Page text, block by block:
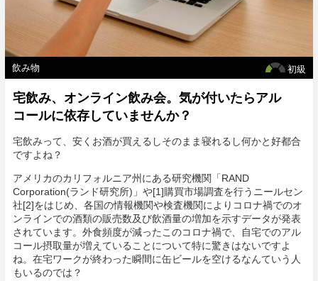
初級
飲み物
宅飲み、オンライン飲み会。気が付いたらアル
コールに依存していませんか？
宅飲みって、安くお酒が買えるしそのまま寝れるし何かと好都合
ですよね？
アメリカのカリフォルニア州にある研究機関「RAND
Corporation(ランド研究所)」や[1]購買市場調査を行うニールセン
社[2]をはじめ、各国の情報機関や検査機関によりコロナ禍でのオ
ンラインでの酒類の販売数及び飲酒量の増加を示すデータが発表
されています。外食頻度が減ったこのコロナ禍で、自宅でのアル
コール摂取量が増えていることについて特に驚きはないですよ
ね。在宅ワークが終わった瞬間に缶ビールを空けるなんていう人
もいるのでは？